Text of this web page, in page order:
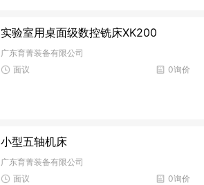
实验室用桌面级数控铣床XK200
广东育菁装备有限公司
0询价
面议
小型五轴机床
广东育菁装备有限公司
0询价
面议